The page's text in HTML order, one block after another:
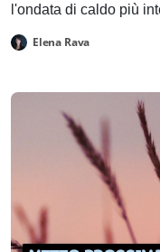
l'ondata di caldo più
Elena Rava